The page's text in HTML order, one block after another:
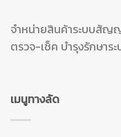
จำหน่ายสินค้าระบบสัญ
ตรวจ-เช็ค บำรุงรักษา
เมนูทางลัด